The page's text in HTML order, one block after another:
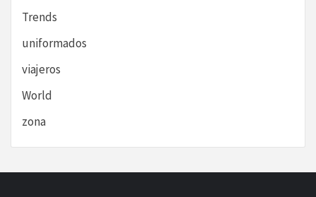
Trends
uniformados
viajeros
World
zona